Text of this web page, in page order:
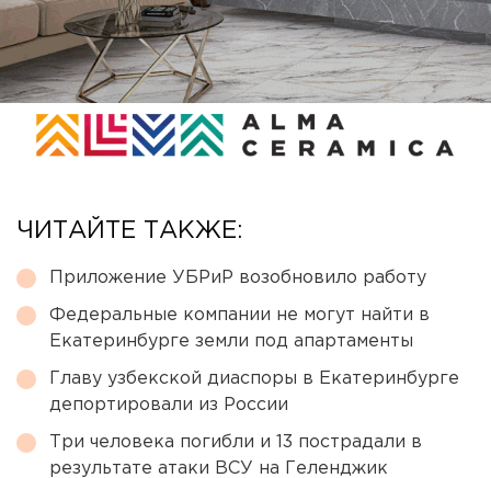
ЧИТАЙТЕ ТАКЖЕ:
Приложение УБРиР возобновило работу
Федеральные компании не могут найти в
Екатеринбурге земли под апартаменты
Главу узбекской диаспоры в Екатеринбурге
депортировали из России
Три человека погибли и 13 пострадали в
результате атаки ВСУ на Геленджик